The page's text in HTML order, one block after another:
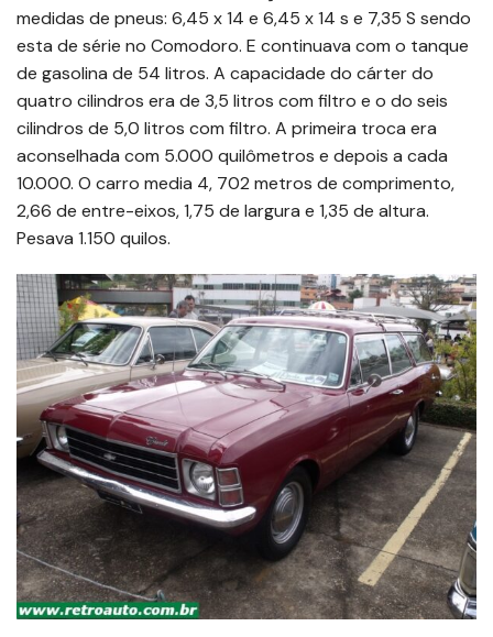
medidas de pneus: 6,45 x 14 e 6,45 x 14 s e 7,35 S sendo
esta de série no Comodoro. E continuava com o tanque
de gasolina de 54 litros. A capacidade do cárter do
quatro cilindros era de 3,5 litros com filtro e o do seis
cilindros de 5,0 litros com filtro. A primeira troca era
aconselhada com 5.000 quilômetros e depois a cada
10.000. O carro media 4, 702 metros de comprimento,
2,66 de entre-eixos, 1,75 de largura e 1,35 de altura.
Pesava 1.150 quilos.